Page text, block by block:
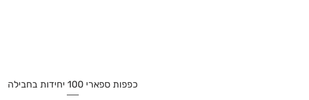
כפפות ספארי 100 יחידות בחבילה